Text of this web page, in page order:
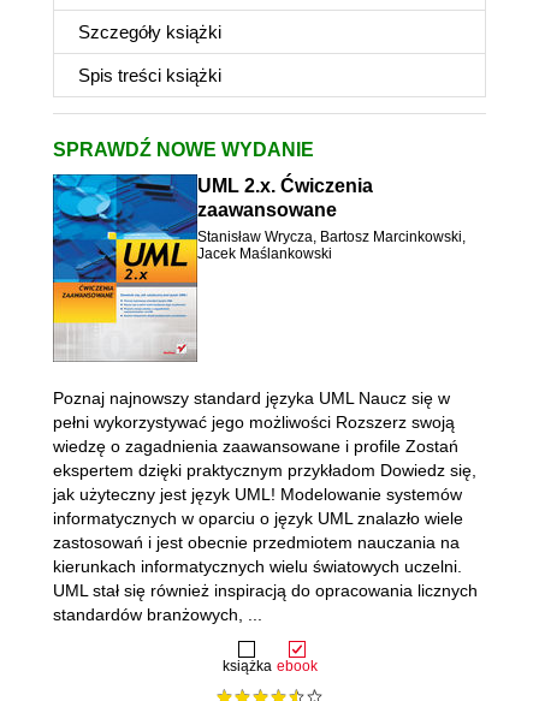
Szczegóły książki
Spis treści książki
SPRAWDŹ NOWE WYDANIE
UML 2.x. Ćwiczenia
zaawansowane
Stanisław Wrycza, Bartosz Marcinkowski,
Jacek Maślankowski
książka ebook
Poznaj najnowszy standard języka UML Naucz się w
pełni wykorzystywać jego możliwości Rozszerz swoją
wiedzę o zagadnienia zaawansowane i profile Zostań
ekspertem dzięki praktycznym przykładom Dowiedz się,
jak użyteczny jest język UML! Modelowanie systemów
informatycznych w oparciu o język UML znalazło wiele
zastosowań i jest obecnie przedmiotem nauczania na
kierunkach informatycznych wielu światowych uczelni.
UML stał się również inspiracją do opracowania licznych
standardów branżowych, ...